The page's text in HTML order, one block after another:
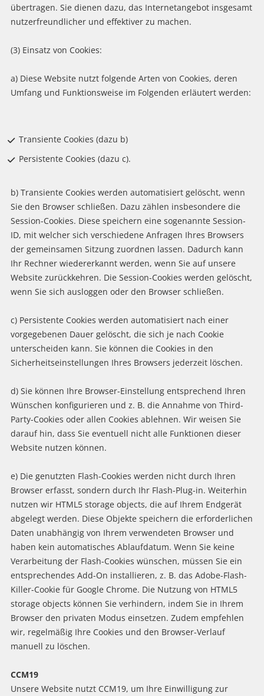
übertragen. Sie dienen dazu, das Internetangebot insgesamt
nutzerfreundlicher und effektiver zu machen.
(3) Einsatz von Cookies:
a) Diese Website nutzt folgende Arten von Cookies, deren
Umfang und Funktionsweise im Folgenden erläutert werden:
Transiente Cookies (dazu b)
Persistente Cookies (dazu c).
b) Transiente Cookies werden automatisiert gelöscht, wenn
Sie den Browser schließen. Dazu zählen insbesondere die
Session-Cookies. Diese speichern eine sogenannte Session-
ID, mit welcher sich verschiedene Anfragen Ihres Browsers
der gemeinsamen Sitzung zuordnen lassen. Dadurch kann
Ihr Rechner wiedererkannt werden, wenn Sie auf unsere
Website zurückkehren. Die Session-Cookies werden gelöscht,
wenn Sie sich ausloggen oder den Browser schließen.
c) Persistente Cookies werden automatisiert nach einer
vorgegebenen Dauer gelöscht, die sich je nach Cookie
unterscheiden kann. Sie können die Cookies in den
Sicherheitseinstellungen Ihres Browsers jederzeit löschen.
d) Sie können Ihre Browser-Einstellung entsprechend Ihren
Wünschen konfigurieren und z. B. die Annahme von Third-
Party-Cookies oder allen Cookies ablehnen. Wir weisen Sie
darauf hin, dass Sie eventuell nicht alle Funktionen dieser
Website nutzen können.
e) Die genutzten Flash-Cookies werden nicht durch Ihren
Browser erfasst, sondern durch Ihr Flash-Plug-in. Weiterhin
nutzen wir HTML5 storage objects, die auf Ihrem Endgerät
abgelegt werden. Diese Objekte speichern die erforderlichen
Daten unabhängig von Ihrem verwendeten Browser und
haben kein automatisches Ablaufdatum. Wenn Sie keine
Verarbeitung der Flash-Cookies wünschen, müssen Sie ein
entsprechendes Add-On installieren, z. B. das Adobe-Flash-
Killer-Cookie für Google Chrome. Die Nutzung von HTML5
storage objects können Sie verhindern, indem Sie in Ihrem
Browser den privaten Modus einsetzen. Zudem empfehlen
wir, regelmäßig Ihre Cookies und den Browser-Verlauf
manuell zu löschen.
CCM19
Unsere Website nutzt CCM19, um Ihre Einwilligung zur